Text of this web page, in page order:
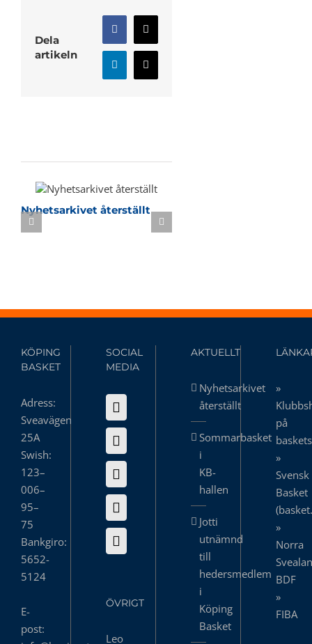
Dela
artikeln
Facebook
X
LinkedInE-
post
Nyhetsarkivet återställt
KÖPING
BASKET
Adress:
Sveavägen
25A
Swish:
123–
006–
95–
75
Bankgiro:
5652-
5124
E-
post:
SOCIAL
MEDIA
ÖVRIGT
Leo
AKTUELLT
Nyhetsarkivet
återställt
Sommarbasket
i
KB-
hallen
Jotti
utnämnd
till
hedersmedlem
i
Köping
Basket
»
på
»
Svensk
Basket
»
Norra
BDF
»
FIBA